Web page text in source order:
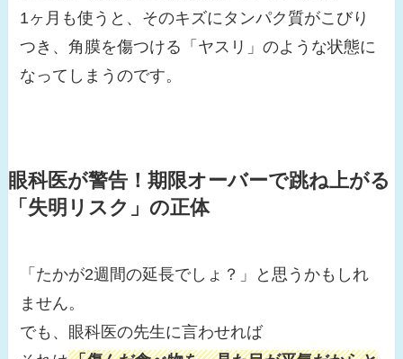
1ヶ月も使うと、そのキズにタンパク質がこびり
つき、角膜を傷つける「ヤスリ」のような状態に
なってしまうのです。
眼科医が警告！期限オーバーで跳ね上がる
「失明リスク」の正体
「たかが2週間の延長でしょ？」と思うかもしれ
ません。
でも、眼科医の先生に言わせれば